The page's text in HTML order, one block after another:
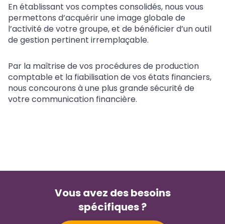
En établissant vos comptes consolidés, nous vous
permettons d’acquérir une image globale de
l’activité de votre groupe, et de bénéficier d’un outil
de gestion pertinent irremplaçable.
Par la maîtrise de vos procédures de production
comptable et la fiabilisation de vos états financiers,
nous concourons à une plus grande sécurité de
votre communication financière.
Vous avez des besoins
spécifiques ?